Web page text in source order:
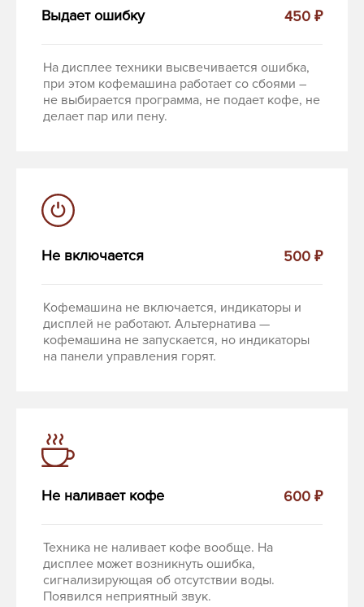
Выдает ошибку 450 ₽
На дисплее техники высвечивается ошибка,
при этом кофемашина работает со сбоями –
не выбирается программа, не подает кофе, не
делает пар или пену.
Не включается 500 ₽
Кофемашина не включается, индикаторы и
дисплей не работают. Альтернатива —
кофемашина не запускается, но индикаторы
на панели управления горят.
Не наливает кофе 600 ₽
Техника не наливает кофе вообще. На
дисплее может возникнуть ошибка,
сигнализирующая об отсутствии воды.
Появился неприятный звук.